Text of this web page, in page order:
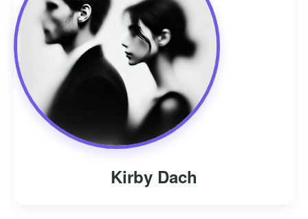
Kirby Dach